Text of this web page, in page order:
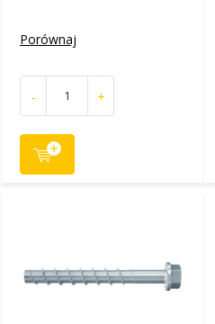
Porównaj
- +